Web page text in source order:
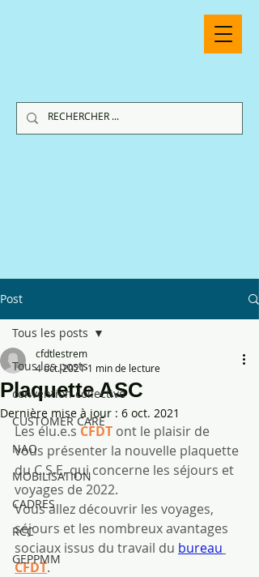
Post
Tous les posts
convention collective
CUSTOMER CARE
NAO
MOBILISATION
CADRES
RCC
GEPPMM
Tous les posts
Plaquette ASC
cfdtlestrem
4 oct. 2021 1 min de lecture
Dernière mise à jour : 6 oct. 2021
Les élu.e.s CFDT ont le plaisir de
vous présenter la nouvelle plaquette
du C.S.E, qui concerne les séjours et
voyages de 2022.
Vous allez découvrir les voyages,
séjours et les nombreux avantages
sociaux issus du travail du bureau
CFDT.